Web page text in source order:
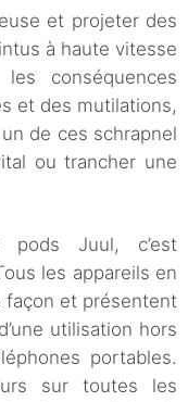
et projeter des
à haute vitesse
conséquences
et des mutilations,
de ces schrapnel
ou trancher une
pods Juul, c’est
les appareils en
façon et présentent
utilisation hors
portables.
sur toutes les